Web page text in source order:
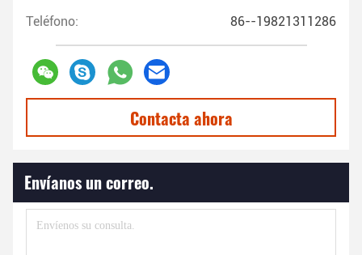
Teléfono: 86--19821311286
Contacta ahora
Envíanos un correo.